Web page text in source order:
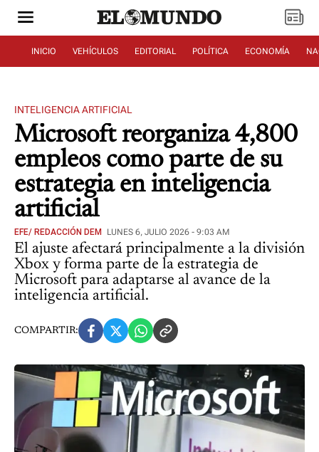
INICIO VEHÍCULOS EDITORIAL POLÍTICA ECONOMÍA
INTELIGENCIA ARTIFICIAL
Microsoft reorganiza 4,800
empleos como parte de su
estrategia en inteligencia
artificial
EFE/ REDACCIÓN DEM LUNES 6, JULIO 2026 - 9:03 AM
El ajuste afectará principalmente a la división
Xbox y forma parte de la estrategia de
Microsoft para adaptarse al avance de la
inteligencia artificial.
COMPARTIR: